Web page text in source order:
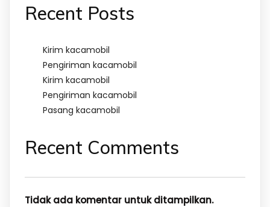
Recent Posts
Kirim kacamobil
Pengiriman kacamobil
Kirim kacamobil
Pengiriman kacamobil
Pasang kacamobil
Recent Comments
Tidak ada komentar untuk ditampilkan.